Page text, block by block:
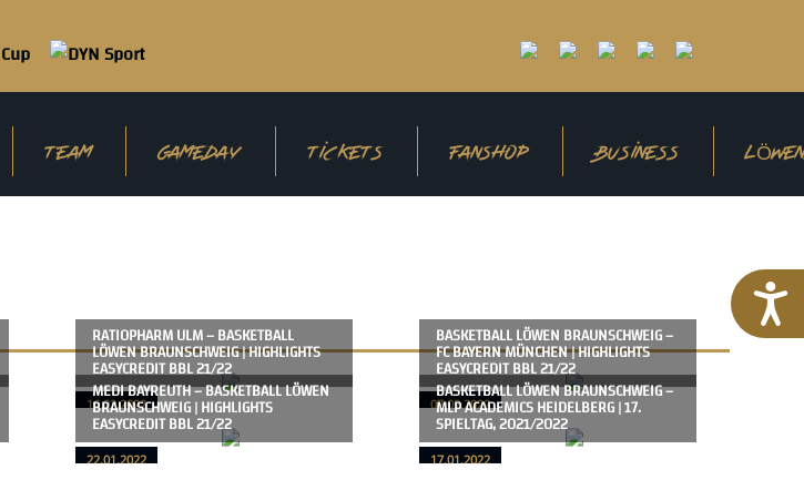
TEAM GAMEDAY TICKETS FANSHOP BUSINESS
16.02.2022
RATIOPHARM ULM – BASKETBALL
LÖWEN BRAUNSCHWEIG | HIGHLIGHTS
EASYCREDIT BBL 21/22
07.02.2022
BASKETBALL LÖWEN BRAUNSCHWEIG –
FC BAYERN MÜNCHEN | HIGHLIGHTS
EASYCREDIT BBL 21/22
22.01.2022
MEDI BAYREUTH – BASKETBALL LÖWEN
BRAUNSCHWEIG | HIGHLIGHTS
EASYCREDIT BBL 21/22
17.01.2022
BASKETBALL LÖWEN BRAUNSCHWEIG –
MLP ACADEMICS HEIDELBERG | 17.
SPIELTAG, 2021/2022